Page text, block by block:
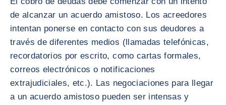
de alcanzar un acuerdo amistoso. Los acreedores
intentan ponerse en contacto con sus deudores a
través de diferentes medios (llamadas telefónicas,
recordatorios por escrito, como cartas formales,
correos electrónicos o notificaciones
extrajudiciales, etc.). Las negociaciones para llegar
a un acuerdo amistoso pueden ser intensas y